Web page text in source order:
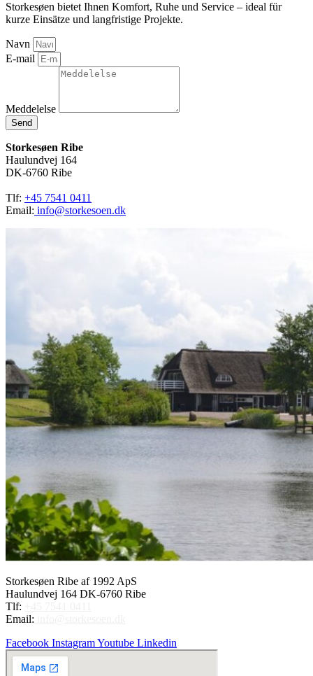
Storkesøen bietet Ihnen Komfort, Ruhe und Service – ideal für
kurze Einsätze und langfristige Projekte.
Navn
E-mail
Meddelelse
Send
Storkesøen Ribe
Haulundvej 164
DK-6760 Ribe
Tlf: +45 7541 0411
Email: info@storkesoen.dk
Storkesøen Ribe af 1992 ApS
Haulundvej 164 DK-6760 Ribe
Tlf:
Email:
Facebook InstagramYoutube Linkedin